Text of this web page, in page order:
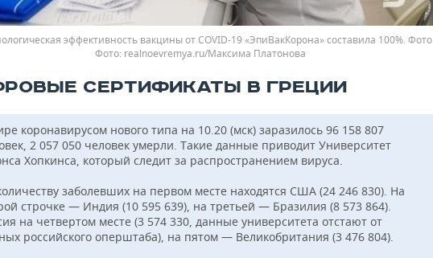
эффективность вакцины от COVID-19 «ЭпиВакКорона» составила 100%. Фото
realnoevremya.ru/Максима Платонова
СЕРТИФИКАТЫ В ГРЕЦИИ
коронавирусом нового типа на 10.20 (мск) заразилось 96 158 807
2 057 050 человек умерли. Такие данные приводит Университет
Хопкинса, который следит за распространением вируса.
заболевших на первом месте находятся США (24 246 830). На
строчке — Индия (10 595 639), на третьей — Бразилия (8 573 864).
на четвертом месте (3 574 330, данные университета отстают от
российского оперштаба), на пятом — Великобритания (3 476 804).